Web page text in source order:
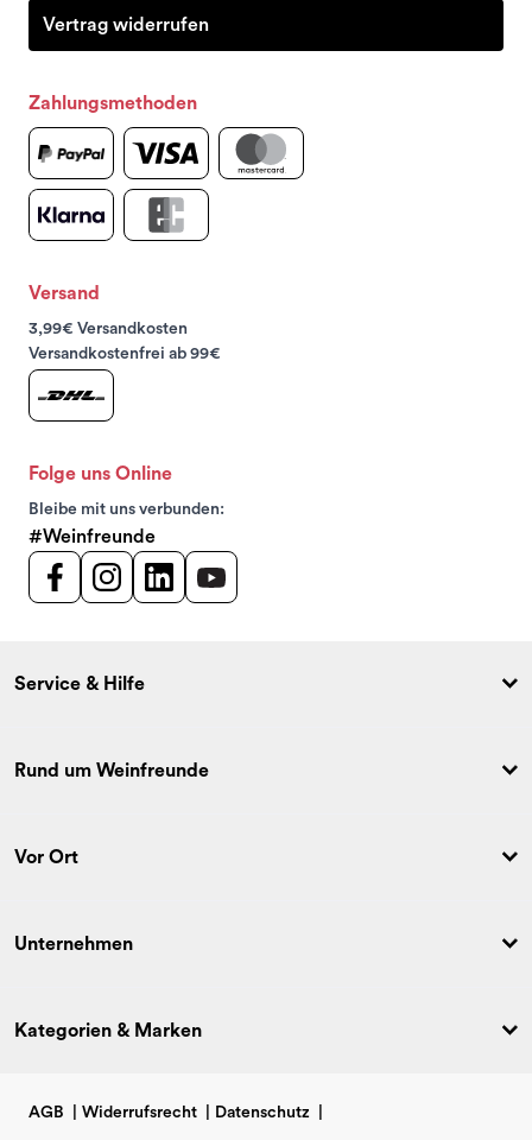
Vertrag widerrufen
Zahlungsmethoden
Versand
3,99€ Versandkosten
Versandkostenfrei ab 99€
Folge uns Online
Bleibe mit uns verbunden:
#Weinfreunde
Service & Hilfe
Rund um Weinfreunde
Vor Ort
Unternehmen
Kategorien & Marken
AGB Widerrufsrecht Datenschutz